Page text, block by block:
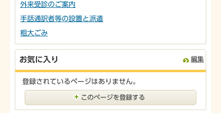
外来受診のご案内
手話通訳者等の設置と派遣
粗大ごみ
お気に入り 編集
登録されているページはありません。
このページを登録する